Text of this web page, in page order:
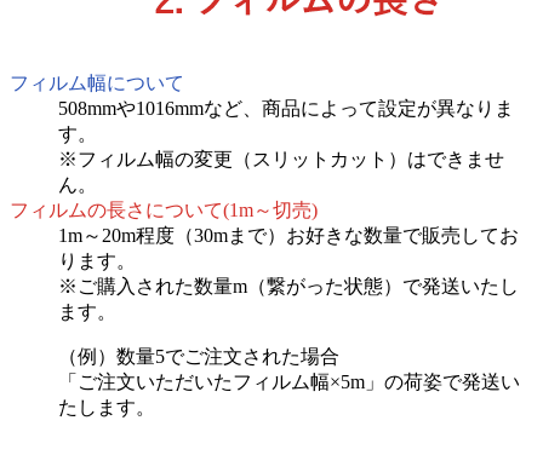
フィルム幅について
508mmや1016mmなど、商品によって設定が異なりま
す。
※フィルム幅の変更（スリットカット）はできませ
ん。
フィルムの長さについて(1m～切売)
1m～20m程度（30mまで）お好きな数量で販売してお
ります。
※ご購入された数量m（繋がった状態）で発送いたし
ます。
（例）数量5でご注文された場合
「ご注文いただいたフィルム幅×5m」の荷姿で発送い
たします。